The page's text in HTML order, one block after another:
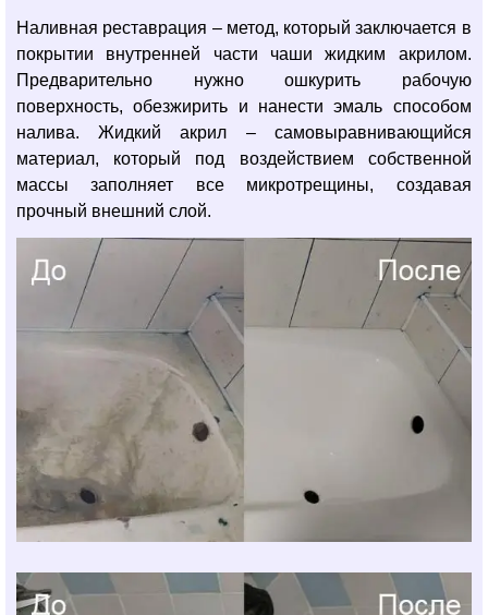
Наливная реставрация – метод, который заключается в
покрытии внутренней части чаши жидким акрилом.
Предварительно нужно ошкурить рабочую
поверхность, обезжирить и нанести эмаль способом
налива. Жидкий акрил – самовыравнивающийся
материал, который под воздействием собственной
массы заполняет все микротрещины, создавая
прочный внешний слой.